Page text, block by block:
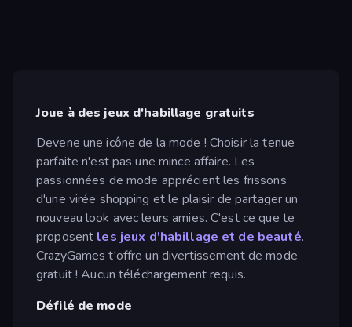
Joue à des jeux d'habillage gratuits
Devene une icône de la mode ! Choisir la tenue
parfaite n'est pas une mince affaire. Les
passionnées de mode apprécient les frissons
d'une virée shopping et le plaisir de partager un
nouveau look avec leurs amies. C'est ce que te
proposent les jeux d'habillage et de beauté.
CrazyGames t'offre un divertissement de mode
gratuit ! Aucun téléchargement requis.
Défilé de mode